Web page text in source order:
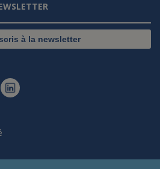
à la newsletter